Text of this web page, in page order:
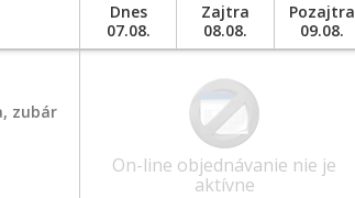
Dnes
07.08.
Zajtra
08.08.
Pozajtra
09.08.
zubár
On-line objednávanie nie je
aktívne